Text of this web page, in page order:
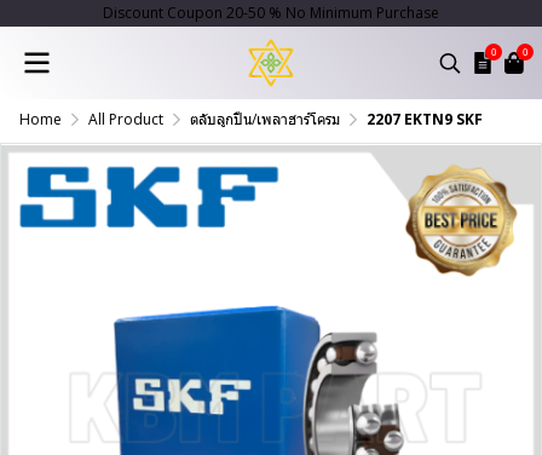
Discount Coupon 20-50 % No Minimum Purchase
0 0
Home All Product ตลับลูกปืน/เพลาฮาร์โครม 2207 EKTN9 SKF